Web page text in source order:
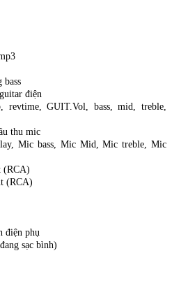
bass
điện
revtime, GUIT.Vol, bass, mid, treble,
thu mic
Mic bass, Mic Mid, Mic treble, Mic
(RCA)
(RCA)
điện phụ
sạc bình)